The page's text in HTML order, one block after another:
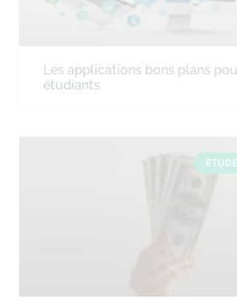
Les applications bons plans
étudiants